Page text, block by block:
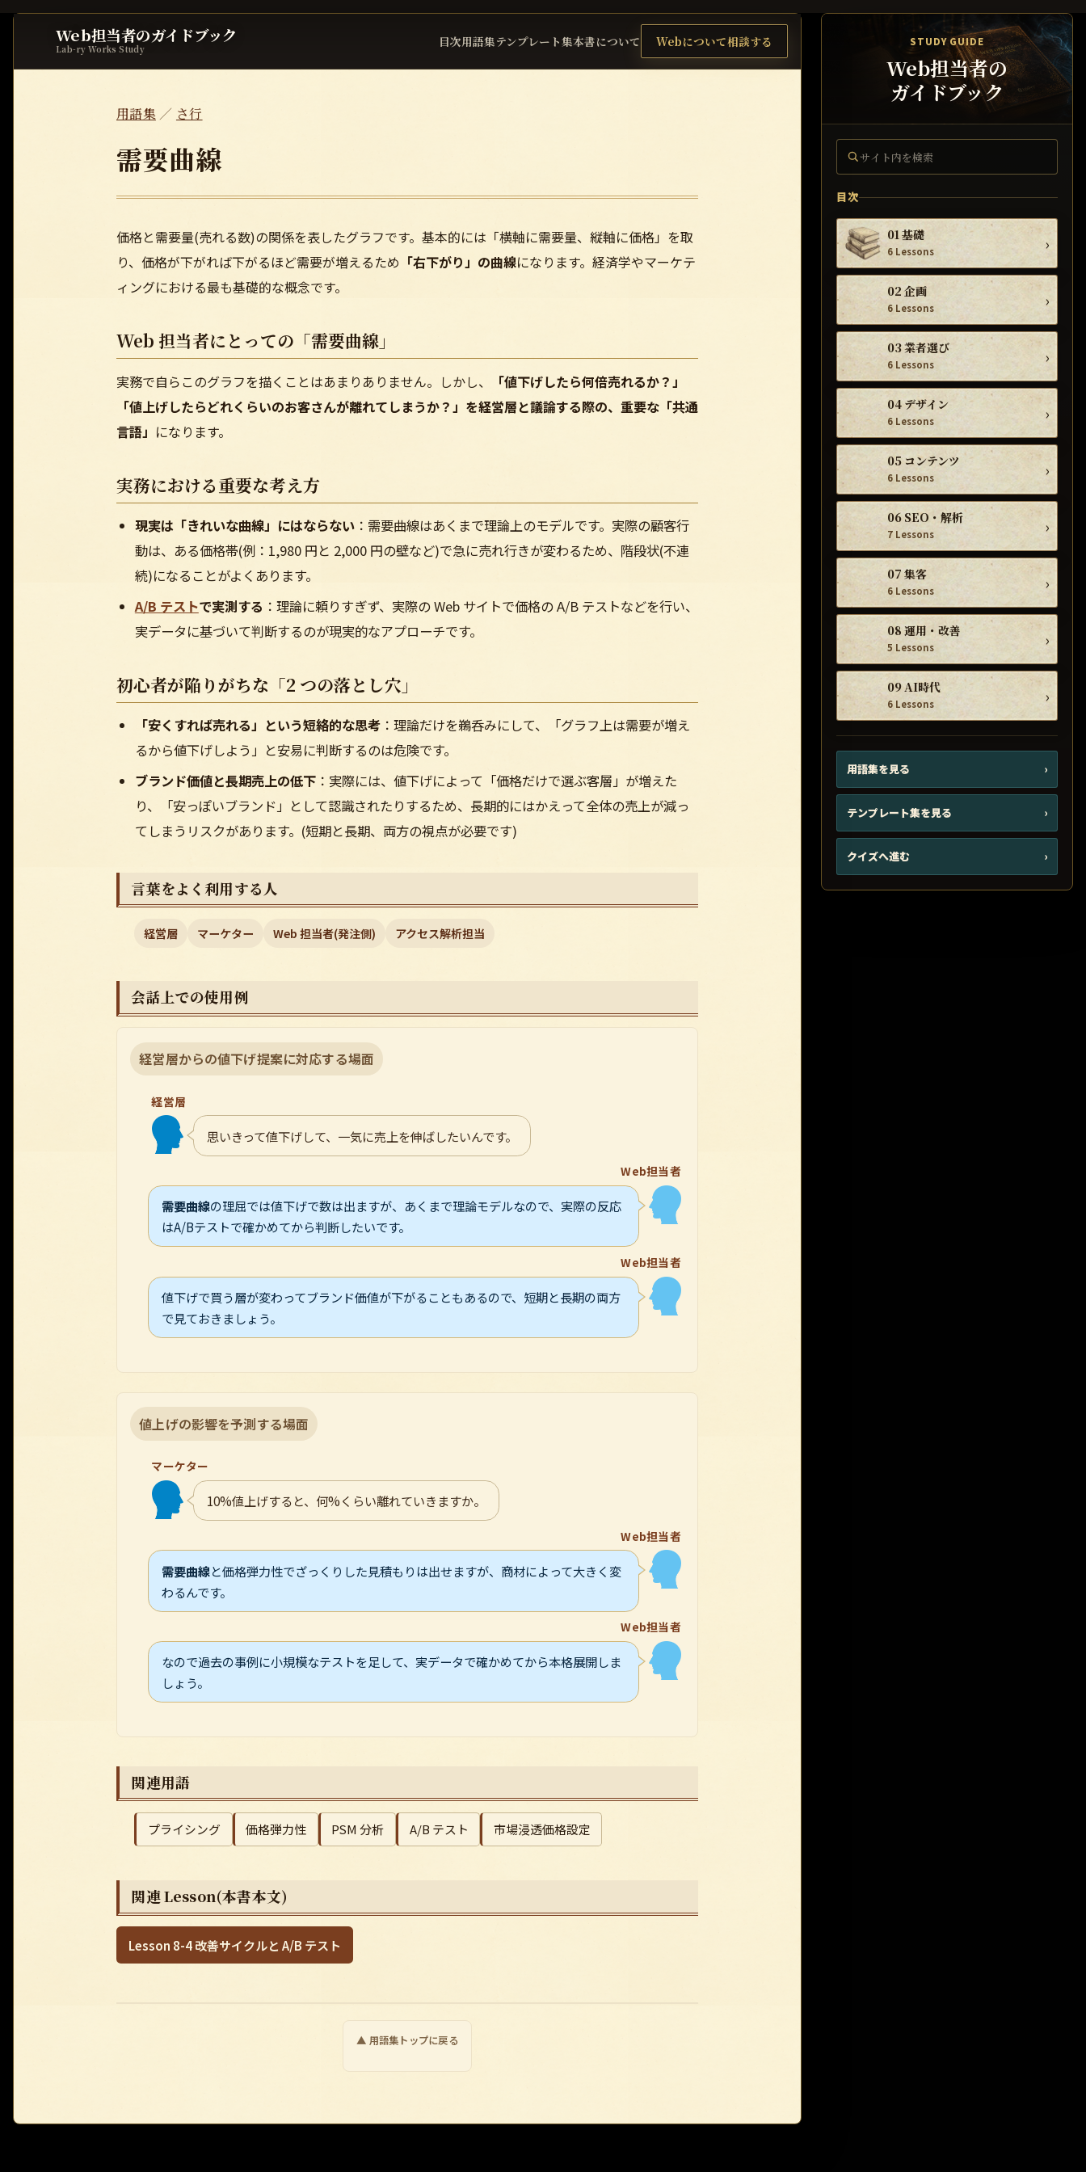
STUDY GUIDE
Web担当者の
ガイドブック
サイト内を検索
目次
01 基礎
6 Lessons ›
02 企画
6 Lessons ›
03 業者選び
6 Lessons ›
04 デザイン
6 Lessons ›
05 コンテンツ
6 Lessons ›
06 SEO・解析
7 Lessons ›
07 集客
6 Lessons ›
08 運用・改善
5 Lessons ›
09 AI時代
6 Lessons ›
用語集を見る ›
テンプレート集を見る ›
クイズへ進む ›
Web担当者のガイドブック
Lab-ry Works Study
目次用語集テンプレート集本書について Webについて相談する
用語集／ さ行
需要曲線
価格と需要量(売れる数)の関係を表したグラフです。基本的には「横軸に需要量、縦軸に価格」を取
り、価格が下がれば下がるほど需要が増えるため 「右下がり」の曲線になります。経済学やマーケテ
ィングにおける最も基礎的な概念です。
Web 担当者にとっての「需要曲線」
実務で自らこのグラフを描くことはあまりありません。しかし、
「値下げしたら何倍売れるか？」
「値上げしたらどれくらいのお客さんが離れてしまうか？」を経営層と議論する際の、重要な「共通
言語」 になります。
実務における重要な考え方
現実は「きれいな曲線」にはならない：需要曲線はあくまで理論上のモデルです。実際の顧客行
動は、ある価格帯(例：1,980 円と 2,000 円の壁など)で急に売れ行きが変わるため、階段状(不連
続)になることがよくあります。
A/B テストで実測する ：理論に頼りすぎず、実際の Web サイトで価格の A/B テストなどを行い、
実データに基づいて判断するのが現実的なアプローチです。
初心者が陥りがちな「2 つの落とし穴」
「安くすれば売れる」という短絡的な思考：理論だけを鵜呑みにして、「グラフ上は需要が増え
るから値下げしよう」と安易に判断するのは危険です。
ブランド価値と長期売上の低下：実際には、値下げによって「価格だけで選ぶ客層」が増えた
り、「安っぽいブランド」として認識されたりするため、長期的にはかえって全体の売上が減っ
てしまうリスクがあります。(短期と長期、両方の視点が必要です)
言葉をよく利用する人
経営層 マーケター Web 担当者(発注側) アクセス解析担当
会話上での使用例
経営層からの値下げ提案に対応する場面
経営層
思いきって値下げして、一気に売上を伸ばしたいんです。
Web担当者
需要曲線の理屈では値下げで数は出ますが、あくまで理論モデルなので、実際の反応
はA/Bテストで確かめてから判断したいです。
Web担当者
値下げで買う層が変わってブランド価値が下がることもあるので、短期と長期の両方
で見ておきましょう。
値上げの影響を予測する場面
マーケター
10%値上げすると、何%くらい離れていきますか。
Web担当者
需要曲線と価格弾力性でざっくりした見積もりは出せますが、商材によって大きく変
わるんです。
Web担当者
なので過去の事例に小規模なテストを足して、実データで確かめてから本格展開しま
しょう。
関連用語
プライシング 価格弾力性 PSM 分析 A/B テスト 市場浸透価格設定
関連 Lesson(本書本文)
Lesson 8-4 改善サイクルと A/B テスト
▲ 用語集トップに戻る